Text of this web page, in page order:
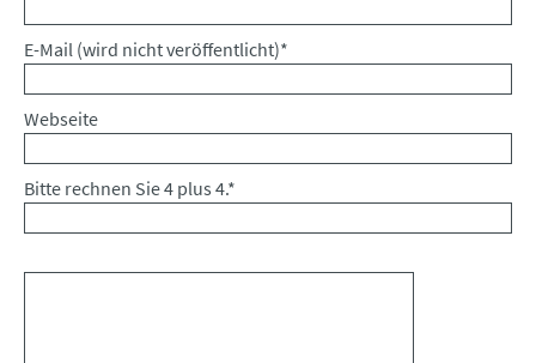
Pflichtfeld
E-Mail (wird nicht veröffentlicht)*
Webseite
Bitte rechnen Sie 4 plus 4.*